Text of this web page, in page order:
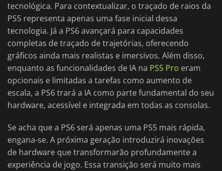
tecnológica. Para contextualizar, o traçado de raios da
PS5 representa apenas uma fase inicial dessa
tecnologia. Já a PS6 avançará para capacidades
completas de traçado de trajetórias, oferecendo
gráficos ainda mais realistas e imersivos. Além disso,
enquanto as funcionalidades de IA na PS5 Pro eram
opcionais e limitadas a tarefas como aumento de
escala, a PS6 trará a IA como parte fundamental do seu
hardware, acessível e integrada em todas as consolas.
Se acha que a PS6 será apenas uma PS5 mais rápida,
engana-se. A próxima geração introduzirá inovações
de hardware que transformarão profundamente a
experiência de jogo. Essa transição será muito mais